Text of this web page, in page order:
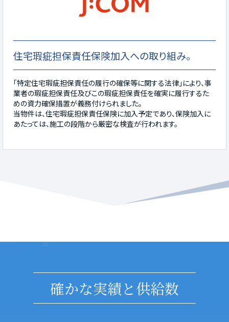
住宅瑕疵担保責任保険加入への取り組み。
「特定住宅瑕疵担保責任の履行の確保等に関する法律」により、事
業者の瑕疵担保責任及びこの瑕疵担保責任を確実に履行するた
めの資力確保措置が義務付けられました。
当物件は、住宅瑕疵担保責任保険に加入予定であり、保険加入に
あたっては、施工の段階から厳密な検査が行われます。
確かな実績と供給数